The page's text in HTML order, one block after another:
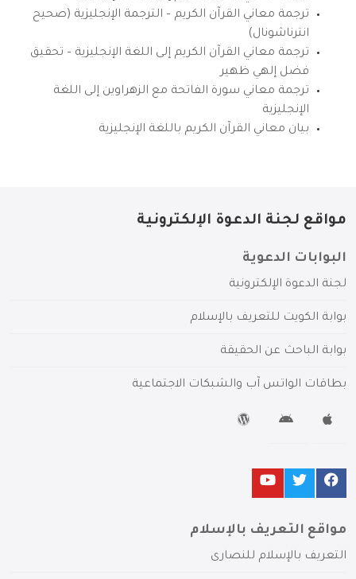
ترجمة معاني القرآن الكريم – الترجمة الإنجليزية (صحيح
انترناشونال)
ترجمة معاني القرآن الكريم إلى اللغة الإنجليزية – تحقيق
فضل إلهي ظهير
ترجمة معاني سورة الفاتحة مع الزهراوين إلى اللغة
الإنجليزية
بيان معاني القرآن الكريم باللغة الإنجليزية
مواقع لجنة الدعوة الإلكترونية
البوابات الدعوية
لجنة الدعوة الإلكترونية
بوابة الكويت للتعريف بالإسلام
بوابة الباحث عن الحقيقة
بطاقات الواتس آب والشبكات الاجتماعية
مواقع التعريف بالإسلام
التعريف بالإسلام للنصارى